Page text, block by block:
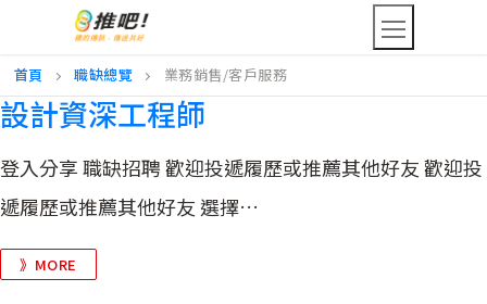
首頁 職缺總覽 業務銷售/客戶服務
設計資深工程師
登入分享 職缺招聘 歡迎投遞履歷或推薦其他好友 歡迎投
遞履歷或推薦其他好友 選擇…
》MORE